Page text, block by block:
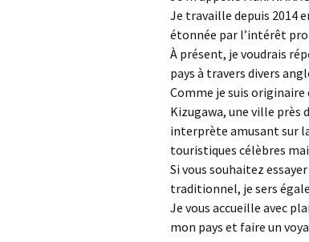
Je travaille depuis 2014
étonnée par l’intérêt
À présent, je voudrais
pays à travers divers
Comme je suis originaire
Kizugawa, une ville près
interprète amusant sur
touristiques célèbres
Si vous souhaitez
traditionnel, je sers
Je vous accueille avec
mon pays et faire un